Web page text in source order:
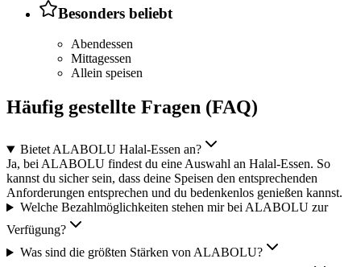
Besonders beliebt
Abendessen
Mittagessen
Allein speisen
Häufig gestellte Fragen (FAQ)
Bietet ALABOLU Halal-Essen an?
Ja, bei ALABOLU findest du eine Auswahl an Halal-Essen. So
kannst du sicher sein, dass deine Speisen den entsprechenden
Anforderungen entsprechen und du bedenkenlos genießen kannst.
Welche Bezahlmöglichkeiten stehen mir bei ALABOLU zur
Verfügung?
Was sind die größten Stärken von ALABOLU?